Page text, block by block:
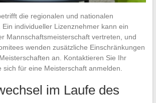
die regionalen und nationalen
individueller Lizenznehmer kann ein
Mannschaftsmeisterschaft vertreten, und
wenden zusätzliche Einschränkungen
an. Kontaktieren Sie Ihr
sich für eine Meisterschaft anmelden.
im Laufe des